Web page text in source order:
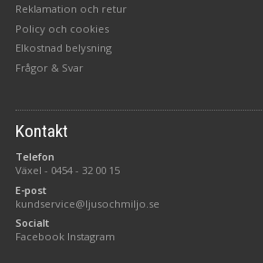
Reklamation och retur
Policy och cookies
Elkostnad belysning
Frågor & Svar
Kontakt
Telefon
Växel - 0454 - 32 00 15
E-post
kundservice@ljusochmiljo.se
Socialt
Facebook Instagram